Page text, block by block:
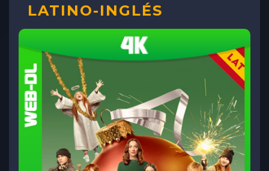
LATINO-INGLÉS